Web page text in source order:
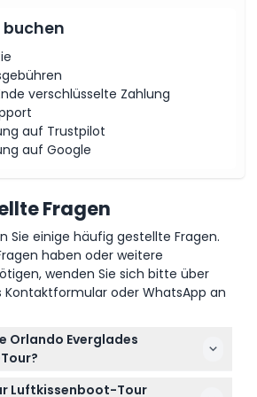
verschlüsselte Zahlung
auf Trustpilot
auf Google
Fragen
Sie einige häufig gestellte Fragen.
haben oder weitere
wenden Sie sich bitte über
Kontaktformular oder WhatsApp an
Orlando Everglades
Everglades Luftkissenboot-
Luftkissenboot-Tour